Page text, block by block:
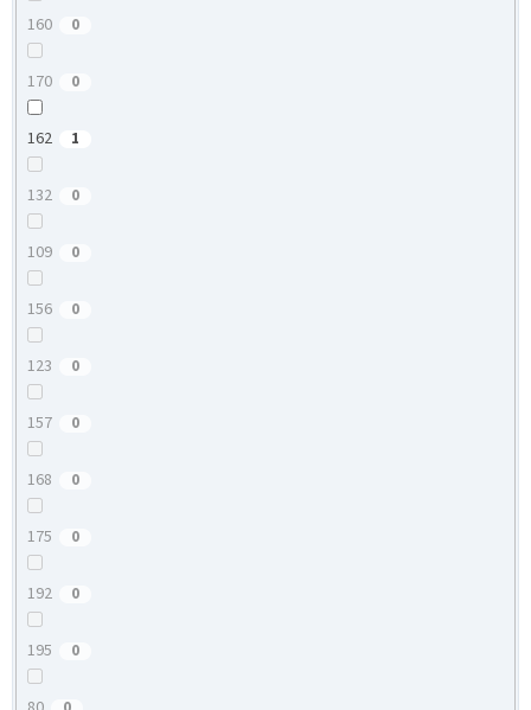
160 0
170 0
162 1
132 0
109 0
156 0
123 0
157 0
168 0
175 0
192 0
195 0